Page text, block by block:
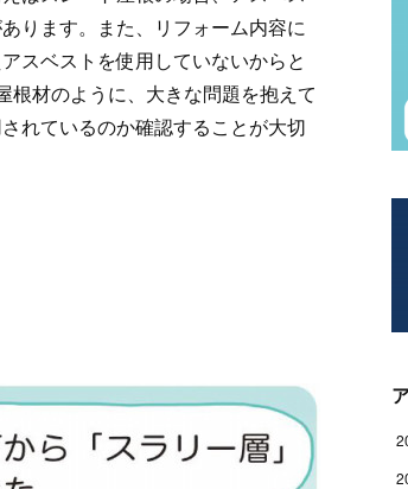
ります。また、リフォーム内容に
スベストを使用していないからと
材のように、大きな問題を抱えて
れているのか確認することが大切